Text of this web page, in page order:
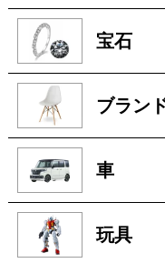
宝石
ブラン
車
玩具